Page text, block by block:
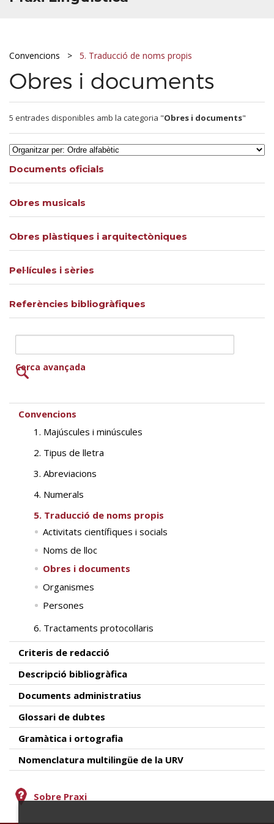
Convencions 5. Traducció de noms propis
Obres i documents
5 entrades disponibles amb la categoria "Obres i documents"
Documents oficials
Obres musicals
Obres plàstiques i arquitectòniques
Pel·lícules i sèries
Referències bibliogràfiques
Cerca avançada
Convencions
1. Majúscules i minúscules
2. Tipus de lletra
3. Abreviacions
4. Numerals
5. Traducció de noms propis
Activitats científiques i socials
Noms de lloc
Obres i documents
Organismes
Persones
6. Tractaments protocol·laris
Criteris de redacció
Descripció bibliogràfica
Documents administratius
Glossari de dubtes
Gramàtica i ortografia
Nomenclatura multilingüe de la URV
Sobre Praxi